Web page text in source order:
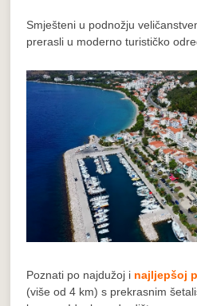
Smješteni u podnožju
prerasli u moderno turističko
Poznati po najdužoj i najljepšoj
(više od 4 km) s prekrasnim